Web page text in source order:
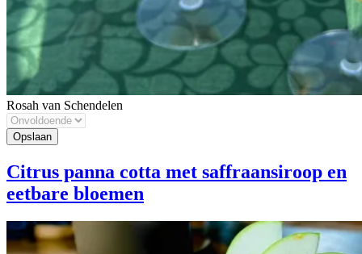
Rosah van Schendelen
Citrus panna cotta met saffraansiroop en
eetbare bloemen